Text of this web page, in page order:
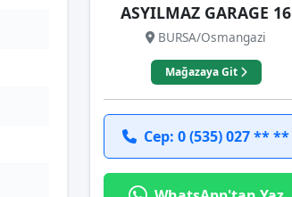
ASYILMAZ GARAGE 16
BURSA/Osmangazi
Mağazaya Git
Cep: 0 (535) 027 ** **